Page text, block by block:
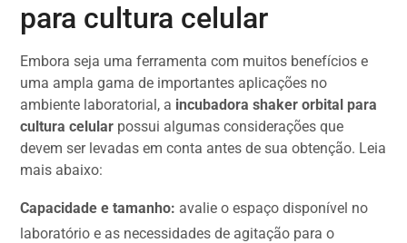
para cultura celular
Embora seja uma ferramenta com muitos benefícios e
uma ampla gama de importantes aplicações no
ambiente laboratorial, a incubadora shaker orbital para
cultura celular possui algumas considerações que
devem ser levadas em conta antes de sua obtenção. Leia
mais abaixo:
Capacidade e tamanho: avalie o espaço disponível no
laboratório e as necessidades de agitação para o